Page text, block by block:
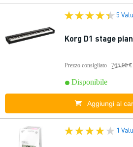
5
Korg D1 stage
Prezzo consigliato 765,00 €
Disponibile
Aggiungi al
1